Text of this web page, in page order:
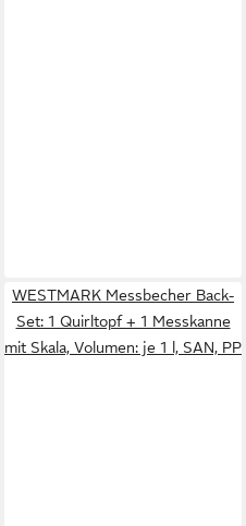
WESTMARK Messbecher Back-
Set: 1 Quirltopf + 1 Messkanne
mit Skala, Volumen: je 1 l, SAN, PP